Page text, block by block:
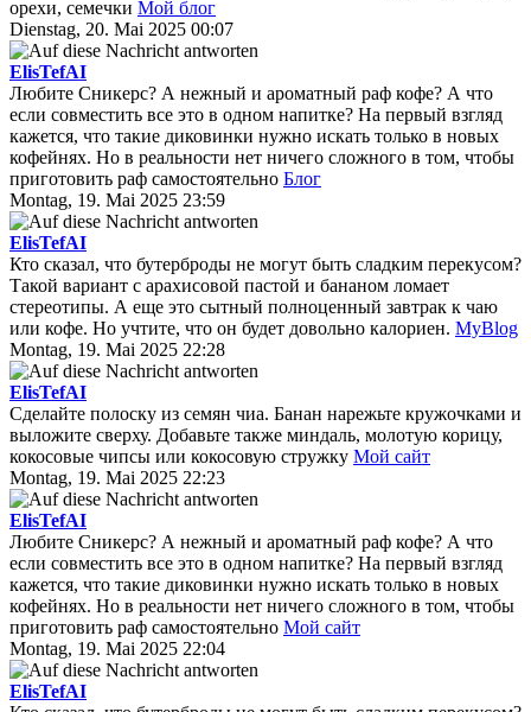
орехи, семечки Мой блог
Dienstag, 20. Mai 2025 00:07
ElisTefAI
Любите Сникерс? А нежный и ароматный раф кофе? А что
если совместить все это в одном напитке? На первый взгляд
кажется, что такие диковинки нужно искать только в новых
кофейнях. Но в реальности нет ничего сложного в том, чтобы
приготовить раф самостоятельно Блог
Montag, 19. Mai 2025 23:59
ElisTefAI
Кто сказал, что бутерброды не могут быть сладким перекусом?
Такой вариант с арахисовой пастой и бананом ломает
стереотипы. А еще это сытный полноценный завтрак к чаю
или кофе. Но учтите, что он будет довольно калориен. MyBlog
Montag, 19. Mai 2025 22:28
ElisTefAI
Сделайте полоску из семян чиа. Банан нарежьте кружочками и
выложите сверху. Добавьте также миндаль, молотую корицу,
кокосовые чипсы или кокосовую стружку Мой сайт
Montag, 19. Mai 2025 22:23
ElisTefAI
Любите Сникерс? А нежный и ароматный раф кофе? А что
если совместить все это в одном напитке? На первый взгляд
кажется, что такие диковинки нужно искать только в новых
кофейнях. Но в реальности нет ничего сложного в том, чтобы
приготовить раф самостоятельно Мой сайт
Montag, 19. Mai 2025 22:04
ElisTefAI